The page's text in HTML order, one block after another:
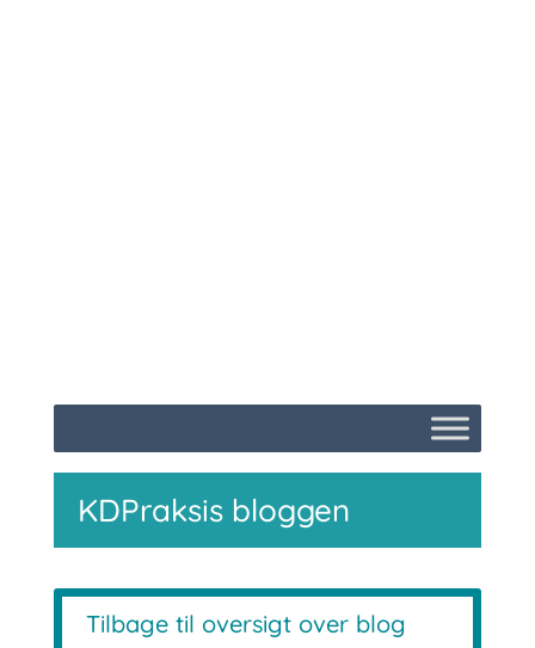
KDPraksis bloggen
Tilbage til oversigt over blog